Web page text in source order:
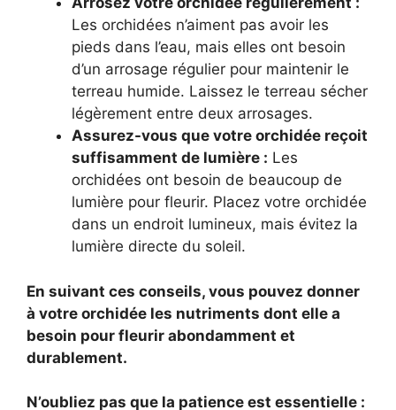
Les orchidées n’aiment pas avoir les
pieds dans l’eau, mais elles ont besoin
d’un arrosage régulier pour maintenir le
terreau humide. Laissez le terreau sécher
légèrement entre deux arrosages.
Assurez-vous que votre orchidée reçoit
suffisamment de lumière : Les
orchidées ont besoin de beaucoup de
lumière pour fleurir. Placez votre orchidée
dans un endroit lumineux, mais évitez la
lumière directe du soleil.
En suivant ces conseils, vous pouvez donner
à votre orchidée les nutriments dont elle a
besoin pour fleurir abondamment et
durablement.
N’oubliez pas que la patience est essentielle :